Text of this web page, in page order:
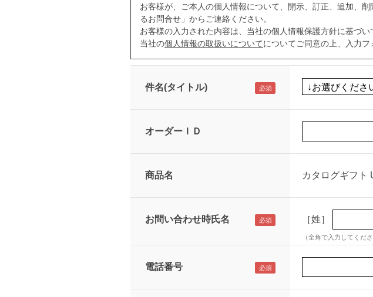
お客様が、ご本人の個人情報について、開示、訂正、追加、
るお問合せ」からご連絡ください。
お客様の入力された内容は、当社の個人情報保護方針に基づい
当社の個人情報の取扱いについてについてご同意の上、入力フ
件名(タイトル)
オーダーＩＤ
商品名 カタログギフト
お問い合わせ時氏名 ［姓］
（全角で入力してくださ
電話番号